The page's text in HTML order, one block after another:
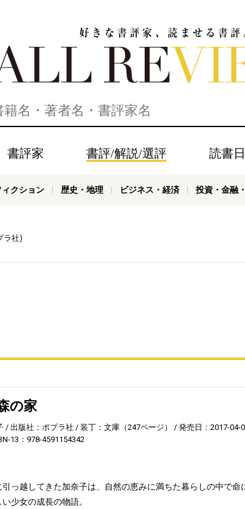
書評家 書評/解説/選評 読書
ィクション 歴史・地理 ビジネス・経済 投資・金融
ラ社)
の家
出版社：ポプラ社 装丁：文庫（247ページ） 発売日：2017-04-
13：978-4591154342
っ越してきた加奈子は、自然の恵みに満ちた暮らしの中で命
少女の成長の物語。